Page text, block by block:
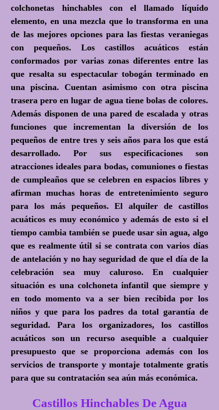
colchonetas hinchables con el llamado líquido
elemento, en una mezcla que lo transforma en una
de las mejores opciones para las fiestas veraniegas
con pequeños. Los castillos acuáticos están
conformados por varias zonas diferentes entre las
que resalta su espectacular tobogán terminado en
una piscina. Cuentan asimismo con otra piscina
trasera pero en lugar de agua tiene bolas de colores.
Además disponen de una pared de escalada y otras
funciones que incrementan la diversión de los
pequeños de entre tres y seis años para los que está
desarrollado. Por sus especificaciones son
atracciones ideales para bodas, comuniones o fiestas
de cumpleaños que se celebren en espacios libres y
afirman muchas horas de entretenimiento seguro
para los más pequeños. El alquiler de castillos
acuáticos es muy económico y además de esto si el
tiempo cambia también se puede usar sin agua, algo
que es realmente útil si se contrata con varios días
de antelación y no hay seguridad de que el día de la
celebración sea muy caluroso. En cualquier
situación es una colchoneta infantil que siempre y
en todo momento va a ser bien recibida por los
niños y que para los padres da total garantía de
seguridad. Para los organizadores, los castillos
acuáticos son un recurso asequible a cualquier
presupuesto que se proporciona además con los
servicios de transporte y montaje totalmente gratis
para que su contratación sea aún más económica.
Castillos Hinchables De Agua